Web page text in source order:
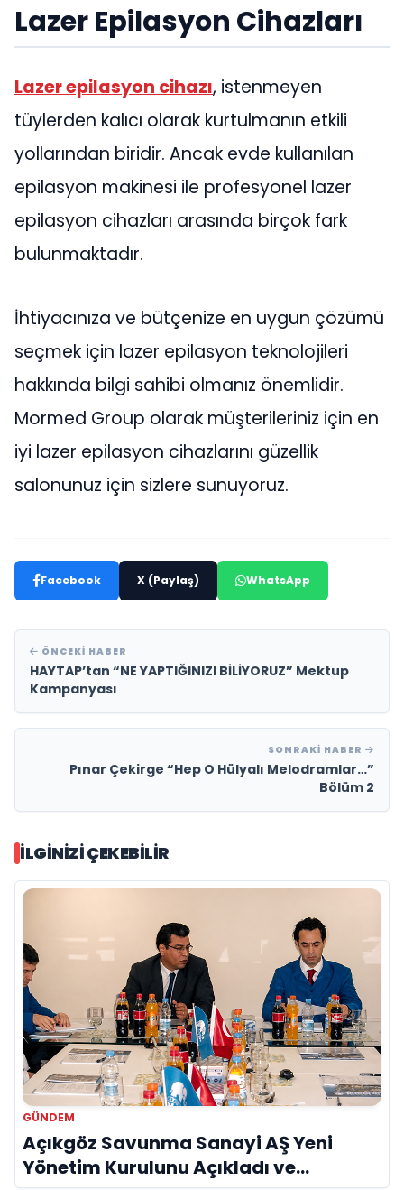
Lazer Epilasyon Cihazları
Lazer epilasyon cihazı, istenmeyen
tüylerden kalıcı olarak kurtulmanın etkili
yollarından biridir. Ancak evde kullanılan
epilasyon makinesi ile profesyonel lazer
epilasyon cihazları arasında birçok fark
bulunmaktadır.
İhtiyacınıza ve bütçenize en uygun çözümü
seçmek için lazer epilasyon teknolojileri
hakkında bilgi sahibi olmanız önemlidir.
Mormed Group olarak müşterileriniz için en
iyi lazer epilasyon cihazlarını güzellik
salonunuz için sizlere sunuyoruz.
Facebook X (Paylaş) WhatsApp
ÖNCEKI HABER
HAYTAP’tan “NE YAPTIĞINIZI BİLİYORUZ” Mektup
Kampanyası
SONRAKI HABER
Pınar Çekirge “Hep O Hülyalı Melodramlar…”
Bölüm 2
İLGINIZI ÇEKEBILIR
GÜNDEM
Açıkgöz Savunma Sanayi AŞ Yeni
Yönetim Kurulunu Açıkladı ve